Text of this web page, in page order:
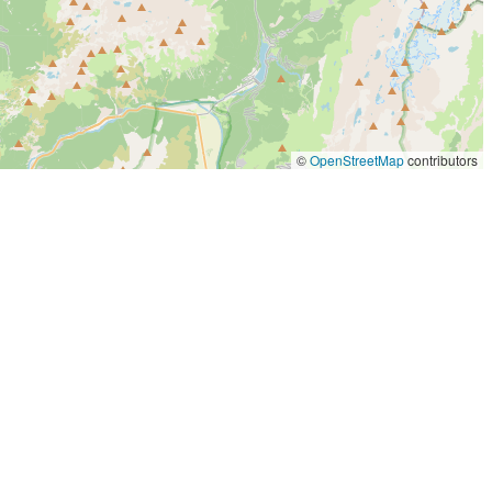
©OpenStreetMapcontributors